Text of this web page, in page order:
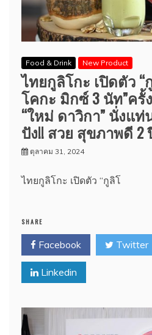
Food & Drink New Product
ไทยกูลิโกะ เปิดตัว
โคกะ มิกซ์ 3 นัท”ครั้
“ใหม่ ดาวิกา” นั่งแ
ปัง!! สวย สุขภาพดี 2
ตุลาคม 31, 2024
ไทยกูลิโกะ เปิดตัว “กูลิโ
SHARE
Facebook Twitter
Linkedin